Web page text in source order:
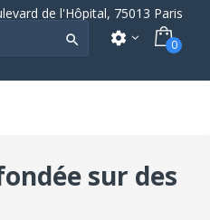
de l'Hôpital, 75013 Paris
 settings 0
sur des